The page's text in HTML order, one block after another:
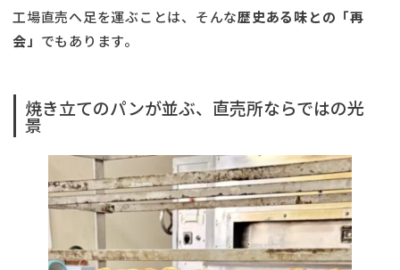
工場直売へ足を運ぶことは、そんな歴史ある味との「再
会」 でもあります。
焼き立てのパンが並ぶ、直売所ならではの光
景